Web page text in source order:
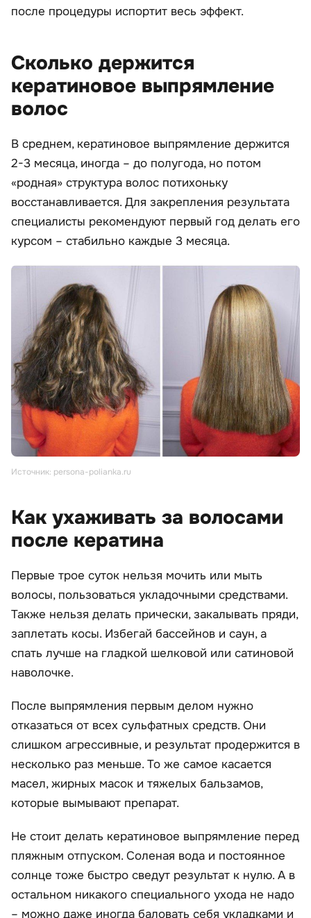
после процедуры испортит весь эффект.
Сколько держится
кератиновое выпрямление
волос
В среднем, кератиновое выпрямление держится
2-3 месяца, иногда – до полугода, но потом
«родная» структура волос потихоньку
восстанавливается. Для закрепления результата
специалисты рекомендуют первый год делать его
курсом – стабильно каждые 3 месяца.
Источник: persona-polianka.ru
Как ухаживать за волосами
после кератина
Первые трое суток нельзя мочить или мыть
волосы, пользоваться укладочными средствами.
Также нельзя делать прически, закалывать пряди,
заплетать косы. Избегай бассейнов и саун, а
спать лучше на гладкой шелковой или сатиновой
наволочке.
После выпрямления первым делом нужно
отказаться от всех сульфатных средств. Они
слишком агрессивные, и результат продержится в
несколько раз меньше. То же самое касается
масел, жирных масок и тяжелых бальзамов,
которые вымывают препарат.
Не стоит делать кератиновое выпрямление перед
пляжным отпуском. Соленая вода и постоянное
солнце тоже быстро сведут результат к нулю. А в
остальном никакого специального ухода не надо
– можно даже иногда баловать себя укладками и